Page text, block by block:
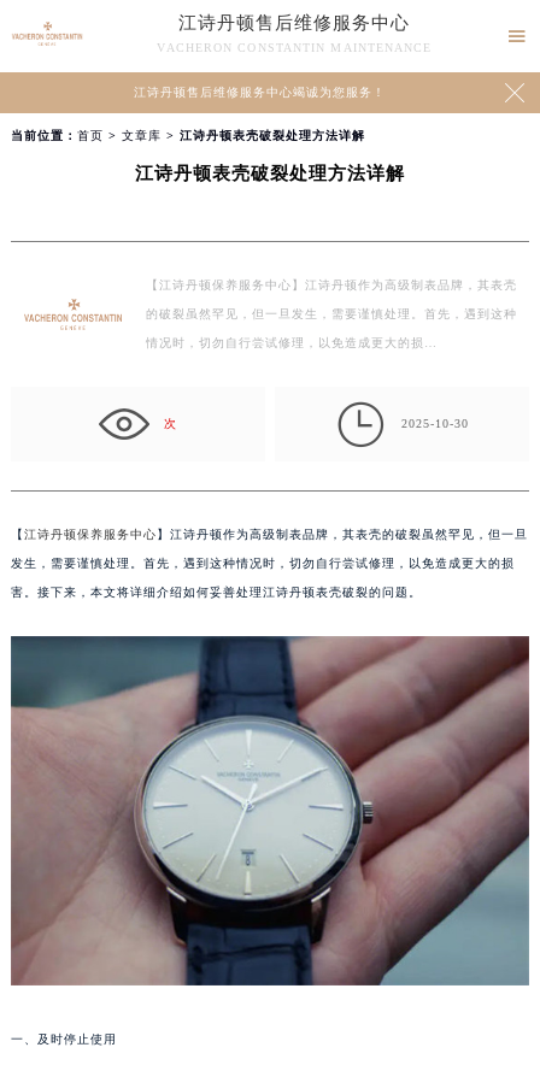
江诗丹顿售后维修服务中心
VACHERON CONSTANTIN MAINTENANCE

江诗丹顿售后维修服务中心竭诚为您服务！ 
当前位置： 首页 > 文章库 > 江诗丹顿表壳破裂处理方法详解
江诗丹顿表壳破裂处理方法详解
【江诗丹顿保养服务中心】江诗丹顿作为高级制表品牌，其表壳
的破裂虽然罕见，但一旦发生，需要谨慎处理。首先，遇到这种
情况时，切勿自行尝试修理，以免造成更大的损…
次  2025-10-30
【江诗丹顿保养服务中心】江诗丹顿作为高级制表品牌，其表壳的破裂虽然罕见，但一旦
发生，需要谨慎处理。首先，遇到这种情况时，切勿自行尝试修理，以免造成更大的损
害。接下来，本文将详细介绍如何妥善处理江诗丹顿表壳破裂的问题。
一、及时停止使用